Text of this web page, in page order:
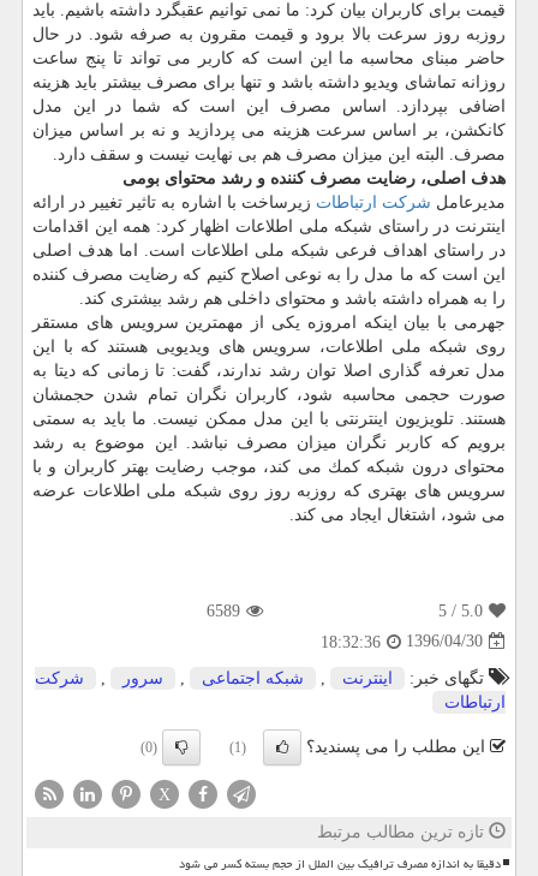
قیمت برای كاربران بیان كرد: ما نمی توانیم عقبگرد داشته باشیم. باید
روزبه روز سرعت بالا برود و قیمت مقرون به صرفه شود. در حال
حاضر مبنای محاسبه ما این است كه كاربر می تواند تا پنج ساعت
روزانه تماشای ویدیو داشته باشد و تنها برای مصرف بیشتر باید هزینه
اضافی بپردازد. اساس مصرف این است كه شما در این مدل
كانكشن، بر اساس سرعت هزینه می پردازید و نه بر اساس میزان
مصرف. البته این میزان مصرف هم بی نهایت نیست و سقف دارد.
هدف اصلی، رضایت مصرف كننده و رشد محتوای بومی
مدیرعامل شركت ارتباطات زیرساخت با اشاره به تاثیر تغییر در ارائه
اینترنت در راستای شبكه ملی اطلاعات اظهار كرد: همه این اقدامات
در راستای اهداف فرعی شبكه ملی اطلاعات است. اما هدف اصلی
این است كه ما مدل را به نوعی اصلاح كنیم كه رضایت مصرف كننده
را به همراه داشته باشد و محتوای داخلی هم رشد بیشتری كند.
جهرمی با بیان اینكه امروزه یكی از مهمترین سرویس های مستقر
روی شبكه ملی اطلاعات، سرویس های ویدیویی هستند كه با این
مدل تعرفه گذاری اصلا توان رشد ندارند، گفت: تا زمانی كه دیتا به
صورت حجمی محاسبه شود، كاربران نگران تمام شدن حجمشان
هستند. تلویزیون اینترنتی با این مدل ممكن نیست. ما باید به سمتی
برویم كه كاربر نگران میزان مصرف نباشد. این موضوع به رشد
محتوای درون شبكه كمك می كند، موجب رضایت بهتر كاربران و با
سرویس های بهتری كه روزبه روز روی شبكه ملی اطلاعات عرضه
می شود، اشتغال ایجاد می كند.
5.0
/ 5
6589
1396/04/30
18:32:36
تگهای خبر:
اینترنت , شبكه اجتماعی , سرور ,
شركت
ارتباطات
این مطلب را می پسندید؟ (1)
(0)
X
تازه ترین مطالب مرتبط
دقیقا به اندازه مصرف ترافیک بین الملل از حجم بسته کسر می شود